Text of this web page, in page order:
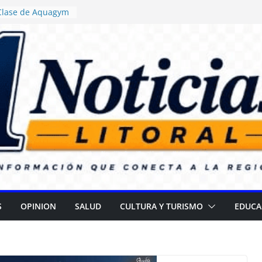
de Aquagym
ordenó
alimentos con
en escuelas
Rossi
Centro de Salud
para
Día de las
OPINION SALUD CULTURA Y TURISMO